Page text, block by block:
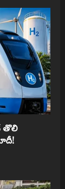
తొలి